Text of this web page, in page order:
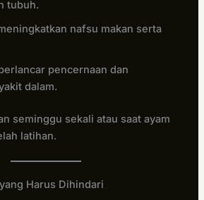
tubuh.
nafsu makan serta
pencernaan dan
dalam.
seminggu sekali atau saat ayam
latihan.
Harus Dihindari